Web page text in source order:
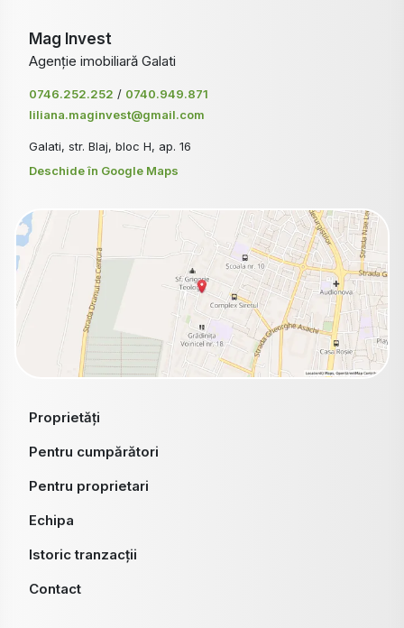
Mag Invest
Agenție imobiliară Galati
0746.252.252 / 0740.949.871
liliana.maginvest@gmail.com
Galati, str. Blaj, bloc H, ap. 16
Deschide în Google Maps
Proprietăți
Pentru cumpărători
Pentru proprietari
Echipa
Istoric tranzacții
Contact